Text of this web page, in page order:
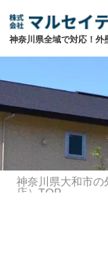
神奈川県全域で対応！外
神奈川県大和市の
店）TOP